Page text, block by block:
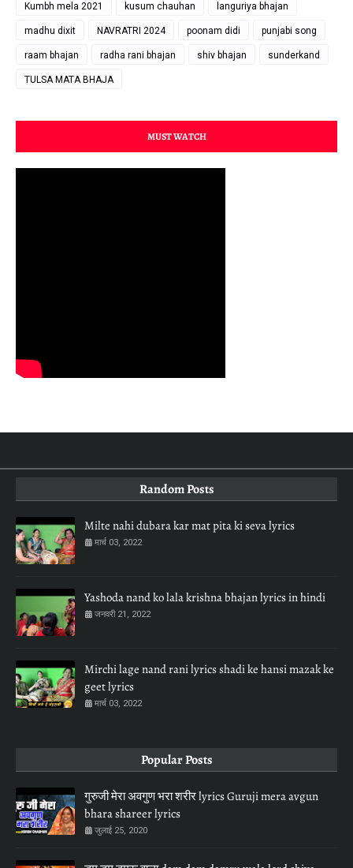
Kumbh mela 2021 kusum chauhan languriya bhajan
madhu dixit NAVRATRI 2024 poonam didi punjabi song
raam bhajan radha rani bhajan shiv bhajan sunderkand
TULSA MATA BHAJA
MUST WATCH
Random Posts
Milte nahi dubara kar mat pita ki seva lyrics
मार्च 03, 2022
Yashoda nand ko lala krishna bhajan lyrics in hindi
जनवरी 21, 2022
Mirchi lage nand rani lyrics shadi ke hansi mazak ke
geet lyrics
मार्च 03, 2022
Popular Posts
गुरुजी मेरा अवगुण भरा शरीर lyrics Guruji mera avgun
bhara shareer lyrics
जुलाई 25, 2020